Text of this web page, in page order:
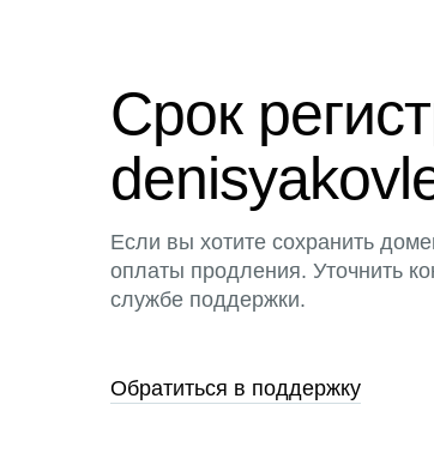
Срок
Если вы хотите сохранить
оплаты продления. Уточнить
службе поддержки.
Обратиться в поддержку